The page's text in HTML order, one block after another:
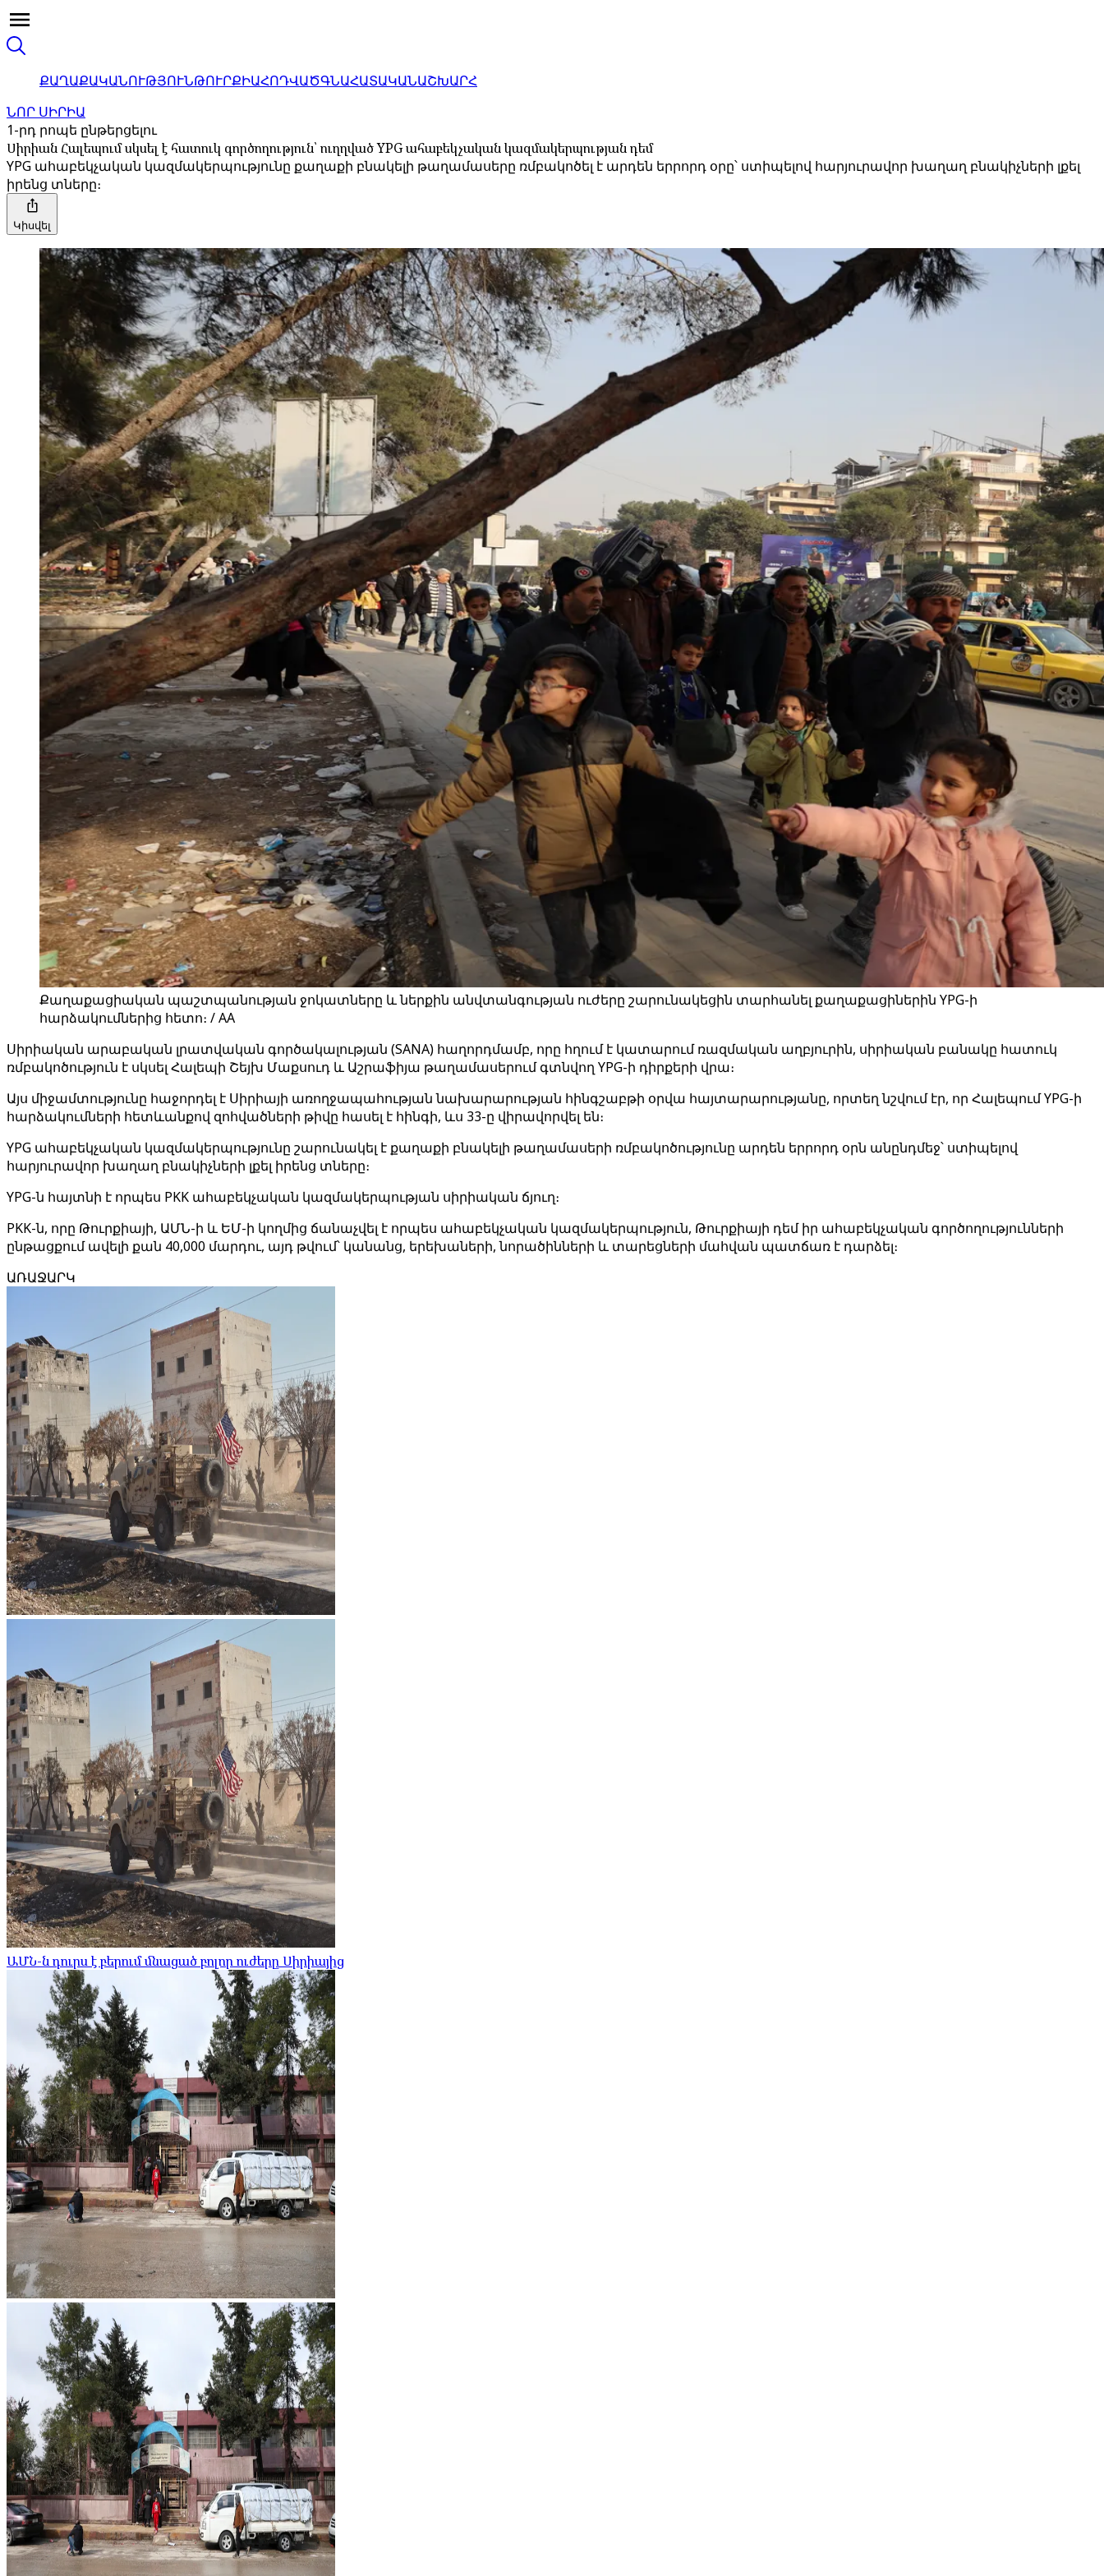
ՔԱՂԱՔԱԿԱՆՈՒԹՅՈՒՆԹՈՒՐՔԻԱՀՈԴՎԱԾԳՆԱՀԱՏԱԿԱՆԱՇԽԱՐՀ
ՆՈՐ ՍԻՐԻԱ
1-րդ րոպե ընթերցելու
Սիրիան Հալեպում սկսել է հատուկ գործողություն՝ ուղղված YPG ահաբեկչական կազմակերպության դեմ
YPG ահաբեկչական կազմակերպությունը քաղաքի բնակելի թաղամասերը ռմբակոծել է արդեն երրորդ օրը՝ ստիպելով հարյուրավոր խաղաղ բնակիչների լքել
իրենց տները։
Կիսվել
Քաղաքացիական պաշտպանության ջոկատները և ներքին անվտանգության ուժերը շարունակեցին տարհանել քաղաքացիներին YPG-ի
հարձակումներից հետո։ / AA
Սիրիական արաբական լրատվական գործակալության (SANA) հաղորդմամբ, որը հղում է կատարում ռազմական աղբյուրին, սիրիական բանակը հատուկ
ռմբակոծություն է սկսել Հալեպի Շեյխ Մաքսուդ և Աշրաֆիյա թաղամասերում գտնվող YPG-ի դիրքերի վրա։
Այս միջամտությունը հաջորդել է Սիրիայի առողջապահության նախարարության հինգշաբթի օրվա հայտարարությանը, որտեղ նշվում էր, որ Հալեպում YPG-ի
հարձակումների հետևանքով զոհվածների թիվը հասել է հինգի, ևս 33-ը վիրավորվել են։
YPG ահաբեկչական կազմակերպությունը շարունակել է քաղաքի բնակելի թաղամասերի ռմբակոծությունը արդեն երրորդ օրն անընդմեջ՝ ստիպելով
հարյուրավոր խաղաղ բնակիչների լքել իրենց տները։
YPG-ն հայտնի է որպես PKK ահաբեկչական կազմակերպության սիրիական ճյուղ։
PKK-ն, որը Թուրքիայի, ԱՄՆ-ի և ԵՄ-ի կողմից ճանաչվել է որպես ահաբեկչական կազմակերպություն, Թուրքիայի դեմ իր ահաբեկչական գործողությունների
ընթացքում ավելի քան 40,000 մարդու, այդ թվում՝ կանանց, երեխաների, նորածինների և տարեցների մահվան պատճառ է դարձել։
ԱՌԱՋԱՐԿ
ԱՄՆ-ն դուրս է բերում մնացած բոլոր ուժերը Սիրիայից